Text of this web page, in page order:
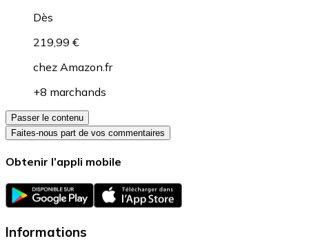
Dès
219,99 €
chez Amazon.fr
+8 marchands
Passer le contenu
Faites-nous part de vos commentaires
Obtenir l’appli mobile
Informations